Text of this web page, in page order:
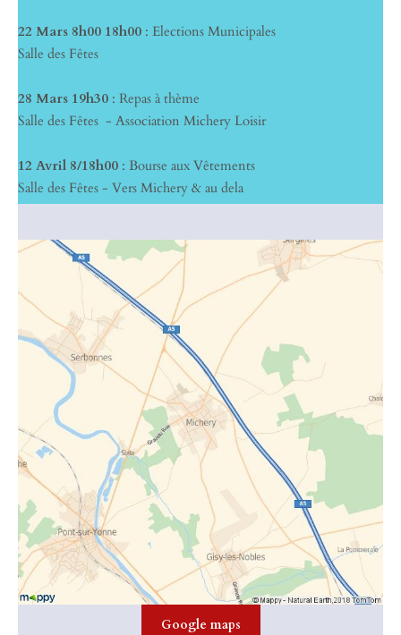
22 Mars 8h00 18h00 : Elections Municipales
Salle des Fêtes
28 Mars 19h30 : Repas à thème
Salle des Fêtes - Association Michery Loisir
12 Avril 8/18h00 : Bourse aux Vêtements
Salle des Fêtes - Vers Michery & au dela
Google maps